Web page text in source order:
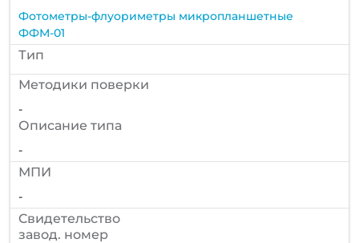
Фотометры-флуориметры микропланшетные
ФФМ-01
Тип
Методики поверки
-
Описание типа
-
МПИ
-
Cвидетельство
завод. номер